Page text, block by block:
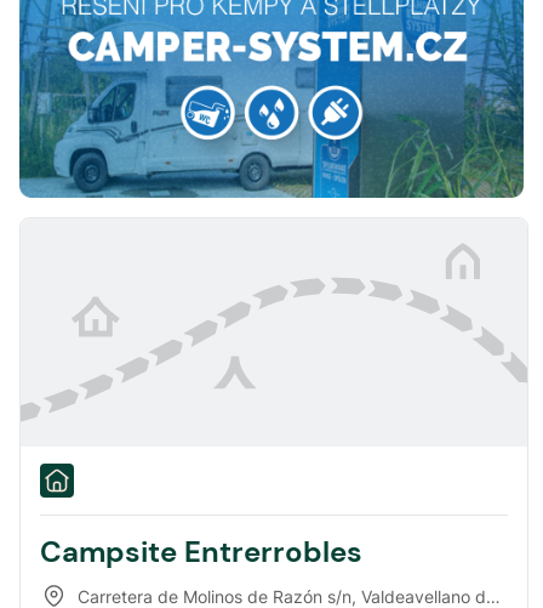
Campsite Entrerrobles
Carretera de Molinos de Razón s/n, Valdeavellano de Tera